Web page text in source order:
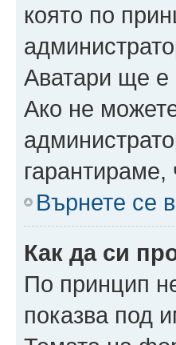
която по
Аватари ще е
Ако не
гарантираме,
Върнете се
Как да си
По принцип
показва под